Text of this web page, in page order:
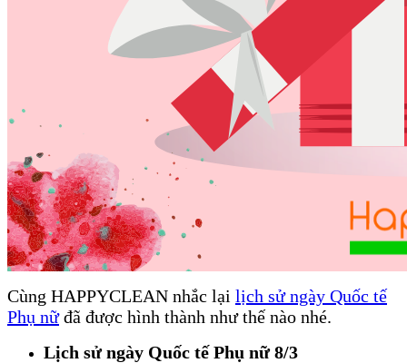
Cùng HAPPYCLEAN nhắc lại lịch sử ngày Quốc tế
Phụ nữđã được hình thành như thế nào nhé.
Lịch sử ngày Quốc tế Phụ nữ 8/3